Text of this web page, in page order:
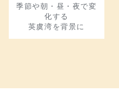
季節や朝・昼・夜で変
化する
英虞湾を背景に